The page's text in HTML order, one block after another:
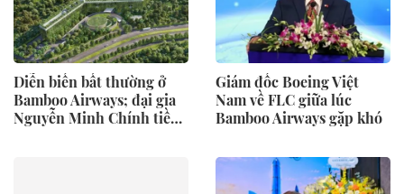
Diễn biến bất thường ở
Bamboo Airways; đại gia
Nguyễn Minh Chính tiềm
Giám đốc Boeing Việt
Nam về FLC giữa lúc
Bamboo Airways gặp khó